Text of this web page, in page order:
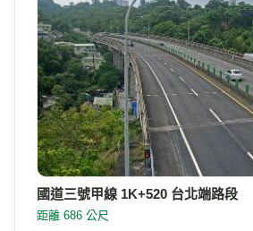
國道三號甲線 1K+520 台北端路段
距離 686 公尺